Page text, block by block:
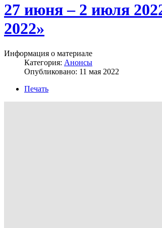
27 июня – 2 июля
2022»
Информация о материале
Категория: Анонсы
Опубликовано: 11 мая 2022
Печать